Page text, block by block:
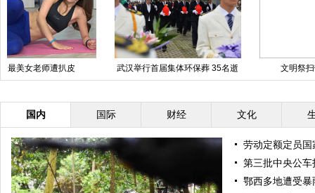
图片故事：“硬汉”背母打工
青海平安7名工人维修水管被困 4
人遇难
国内 国际 财经 文化
劳动定额定员
第三批中央公
鄂西多地遭受暴